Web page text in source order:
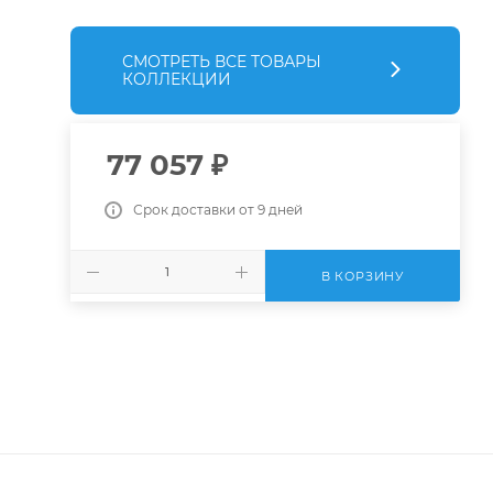
СМОТРЕТЬ ВСЕ ТОВАРЫ
КОЛЛЕКЦИИ
77 057₽
Срок доставки от 9 дней
В КОРЗИНУ